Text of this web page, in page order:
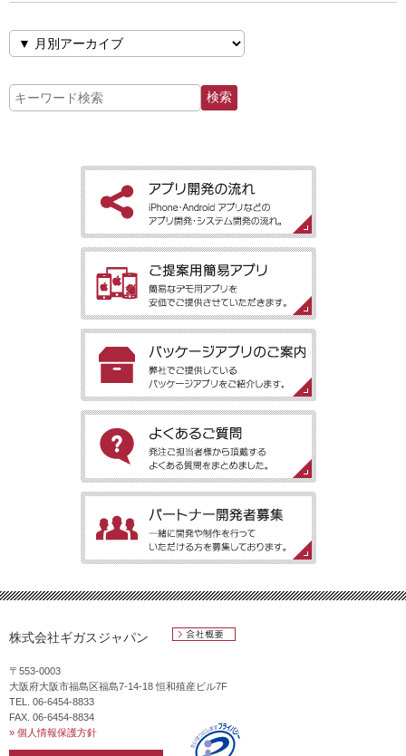
［アプリ開発の流れ］iPhone・Android アプリなどのアプリ開
発・システム開発の流れ。
［ご提案用簡易アプリ］簡易なデモ用アプリを安価でご提供させ
ていただきます。
［パッケージアプリのご案内］弊社でご提供しているパッケージ
アプリをご紹介します。
［よくあるご質問］発注ご担当者様から頂戴するよくある質問を
まとめました。
方を募集しております。
株式会社ギガスジャパン
〒553-0003
大阪府大阪市福島区福島7-14-18 恒和殖産ビル7F
TEL. 06-6454-8833
FAX. 06-6454-8834
» 個人情報保護方針